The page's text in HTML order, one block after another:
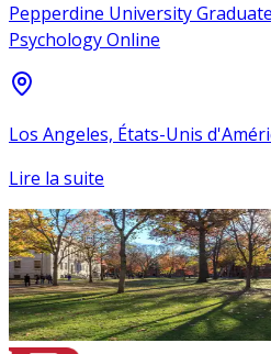
Pepperdine University
Psychology Online
Los Angeles, États-Unis
Lire la suite